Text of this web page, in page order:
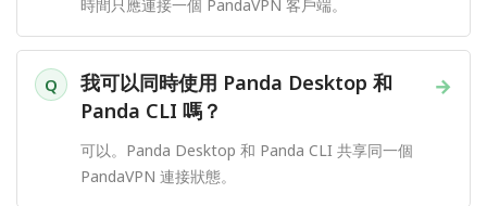
時間只應連接一個 PandaVPN 客戶端。
Q →
我可以同時使用 Panda Desktop 和
Panda CLI 嗎？
可以。Panda Desktop 和 Panda CLI 共享同一個
PandaVPN 連接狀態。